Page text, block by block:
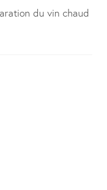
du vin chaud